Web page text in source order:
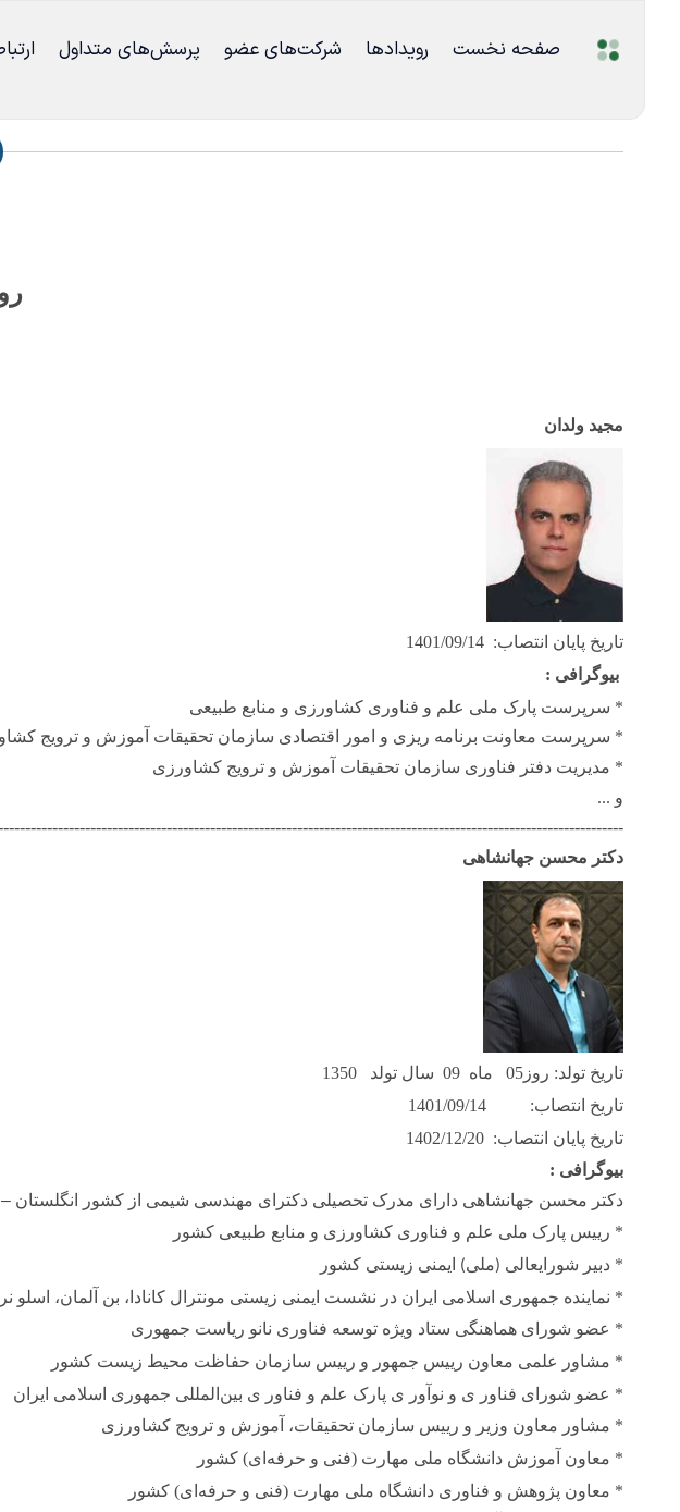
صفحه نخست رویدادها شرکت‌های عضو پرسش‌‌های متداول
مجید ولدان
تاریخ پایان انتصاب: 1401/09/14
بیوگرافی :
* سرپرست پارک ملی علم و فناوری کشاورزی و منابع طبیعی
* سرپرست معاونت برنامه ریزی و امور اقتصادی سازمان تحقیقات آموزش و ترویج
* مدیریت دفتر فناوری سازمان تحقیقات آموزش و ترویج کشاورزی
و ...
دکتر محسن جهانشاهی
تاریخ تولد: روز05 ماه 09 سال تولد
تاریخ انتصاب:
1401/09/14
تاریخ پایان انتصاب: 1402/12/20
بیوگرافی :
دکتر محسن جهانشاهی دارای مدرک تحصیلی دکترای مهندسی شیمی از کشور انگلستان –
* رییس پارک ملی علم و فناوری کشاورزی و منابع طبیعی کشور
* دبیر شورایعالی )ملی(
ایمنی زیستی کشور
* نماینده جمهوری اسلامی ایران در نشست ایمنی زیستی مونترال کانادا، بن آلمان، اسلو
* عضو شورای هماهنگی ستاد ویژه توسعه فناوری نانو ریاست جمهوری
* مشاور علمی معاون رییس جمهور و رییس سازمان حفاظت محیط زیست کشور
* عضو شورای فناور ی و نوآور ی پارک علم و فناور ی بین المللی جمهوری اسلامی ایران
* مشاور معاون وزیر و رییس سازمان تحقیقات، آموزش و ترویج کشاورزی
* معاون آموزش دانشگاه ملی مهارت (فنی و حرفه‌ای) کشور
* معاون پژوهش و فناوری دانشگاه ملی مهارت (فنی و حرفه‌ای) کشور